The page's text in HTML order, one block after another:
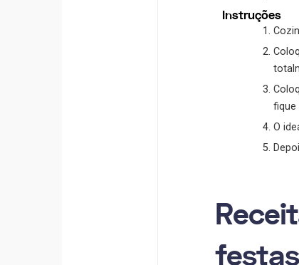
Instruções
fique
O
festas